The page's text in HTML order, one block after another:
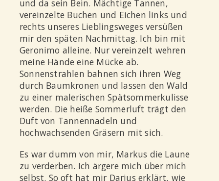
und da sein Bein. Mächtige Tannen,
vereinzelte Buchen und Eichen links und
rechts unseres Lieblingsweges versüßen
mir den späten Nachmittag. Ich bin mit
Geronimo alleine. Nur vereinzelt wehren
meine Hände eine Mücke ab.
Sonnenstrahlen bahnen sich ihren Weg
durch Baumkronen und lassen den Wald
zu einer malerischen Spätsommerkulisse
werden. Die heiße Sommerluft trägt den
Duft von Tannennadeln und
hochwachsenden Gräsern mit sich.
Es war dumm von mir, Markus die Laune
zu verderben. Ich ärgere mich über mich
selbst. So oft hat mir Darius erklärt, wie